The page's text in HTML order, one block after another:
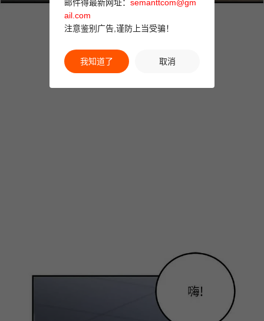
邮件得最新网址： semanttcom@gm
ail.com
注意鉴别广告,谨防上当受骗！
我知道了 取消